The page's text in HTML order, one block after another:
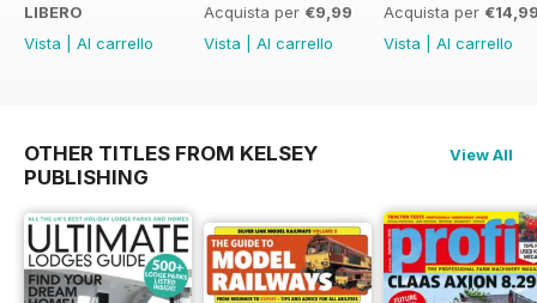
LIBERO
Vista
Al carrello
Acquista per €9,99
Vista
Al carrello
Acquista per
Vista
Al carrello
OTHER TITLES FROM KELSEY
PUBLISHING
View All